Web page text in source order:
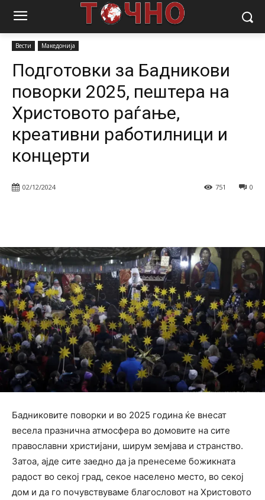
Почетна
Подготовки за Бадникови поворки 2025, пештера
Вести Македонија
Подготовки за Бадникови
поворки 2025, пештера на
Христовото раѓање,
креативни работилници и
концерти
02/12/2024 0
751
Бадниковите поворки и во 2025 година ќе внесат
весела празнична атмосфера во домовите на сите
православни христијани, ширум земјава и странство.
Затоа, ајде сите заедно да ја пренесеме божикната
радост во секој град, секое населено место, во секој
дом и да го почувствуваме благословот на Христовото